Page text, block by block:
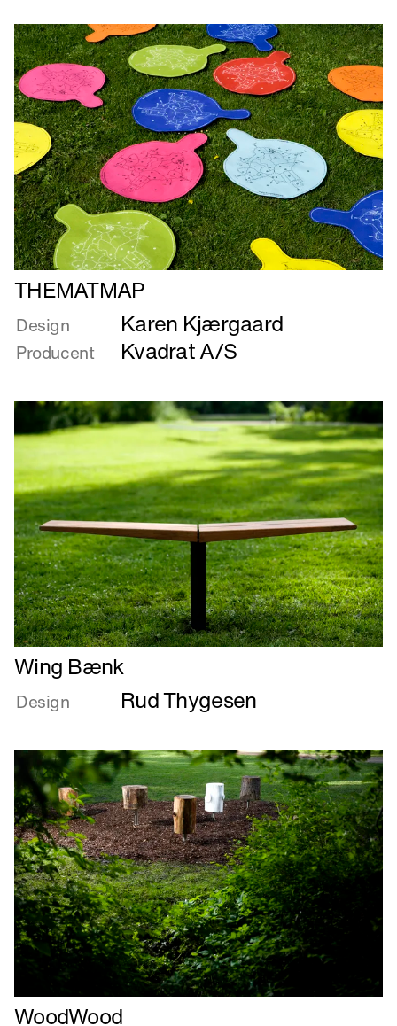
Læs
mere
om
THEMATMAP
THEMATMAP
Design Karen Kjærgaard
Producent Kvadrat A/S
Læs
mere
om
Wing Bænk
Design Rud Thygesen
Læs
WoodWood